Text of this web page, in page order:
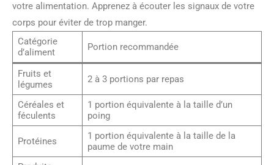
votre alimentation. Apprenez à écouter les signaux de votre
corps pour éviter de trop manger.
Catégorie
d’aliment
Portion recommandée
Fruits et
légumes
2 à 3 portions par repas
Céréales et
féculents
1 portion équivalente à la taille d’un
poing
Protéines
1 portion équivalente à la taille de la
paume de votre main